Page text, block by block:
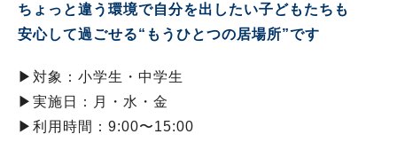
ちょっと違う環境で自分を出したい子どもたちも
安心して過ごせる“もうひとつの居場所”です
▶︎対象：小学生・中学生
▶︎実施日：月・水・金
▶︎利用時間：9:00〜15:00